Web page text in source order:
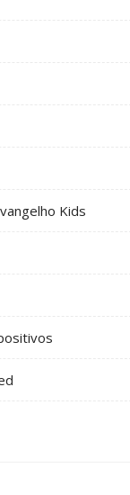
Kids